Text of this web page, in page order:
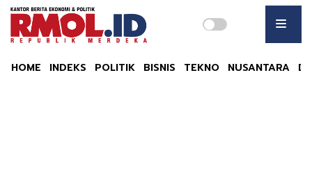
HOME INDEKS POLITIK BISNIS TEKNO NUSANTARA